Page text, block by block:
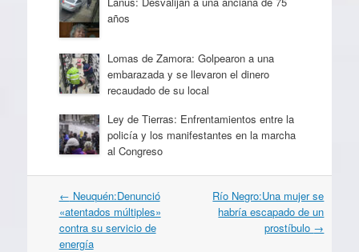
años
Lomas de Zamora: Golpearon a una
embarazada y se llevaron el dinero
recaudado de su local
Ley de Tierras: Enfrentamientos entre la
policía y los manifestantes en la marcha
al Congreso
Navegación
por
artículos
← Neuquén:Denunció
«atentados múltiples»
contra su servicio de
energía
Río Negro:Una mujer se
habría escapado de un
prostíbulo →